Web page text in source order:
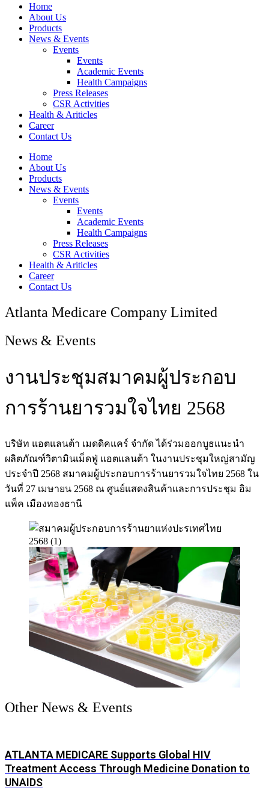
Home
About Us
Products
News & Events
Events
Events
Academic Events
Health Campaigns
Press Releases
CSR Activities
Health & Ariticles
Career
Contact Us
Home
About Us
Products
News & Events
Events
Events
Academic Events
Health Campaigns
Press Releases
CSR Activities
Health & Ariticles
Career
Contact Us
Atlanta Medicare Company Limited
News & Events
งานประชุมสมาคมผู้ประกอบ
การร้านยารวมใจไทย 2568
บริษัท แอตแลนต้า เมดดิคแคร์ จำกัด ได้ร่วมออกบูธแนะนำ
ผลิตภัณฑ์วิตามินเม็ดฟู่ แอตแลนต้า ในงานประชุมใหญ่สามัญ
ประจำปี 2568 สมาคมผู้ประกอบการร้านยารวมใจไทย 2568 ใน
วันที่ 27 เมษายน 2568 ณ ศูนย์แสดงสินค้าและการประชุม อิม
แพ็ค เมืองทองธานี
Other News & Events
ATLANTA MEDICARE Supports Global HIV
Treatment Access Through Medicine Donation to
UNAIDS